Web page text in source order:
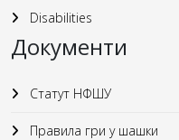
Disabilities
Документи
Статут НФШУ
Правила гри у шашки